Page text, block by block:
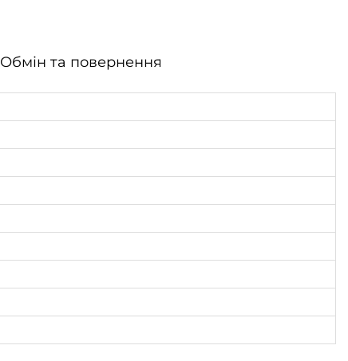
Обмін та повернення